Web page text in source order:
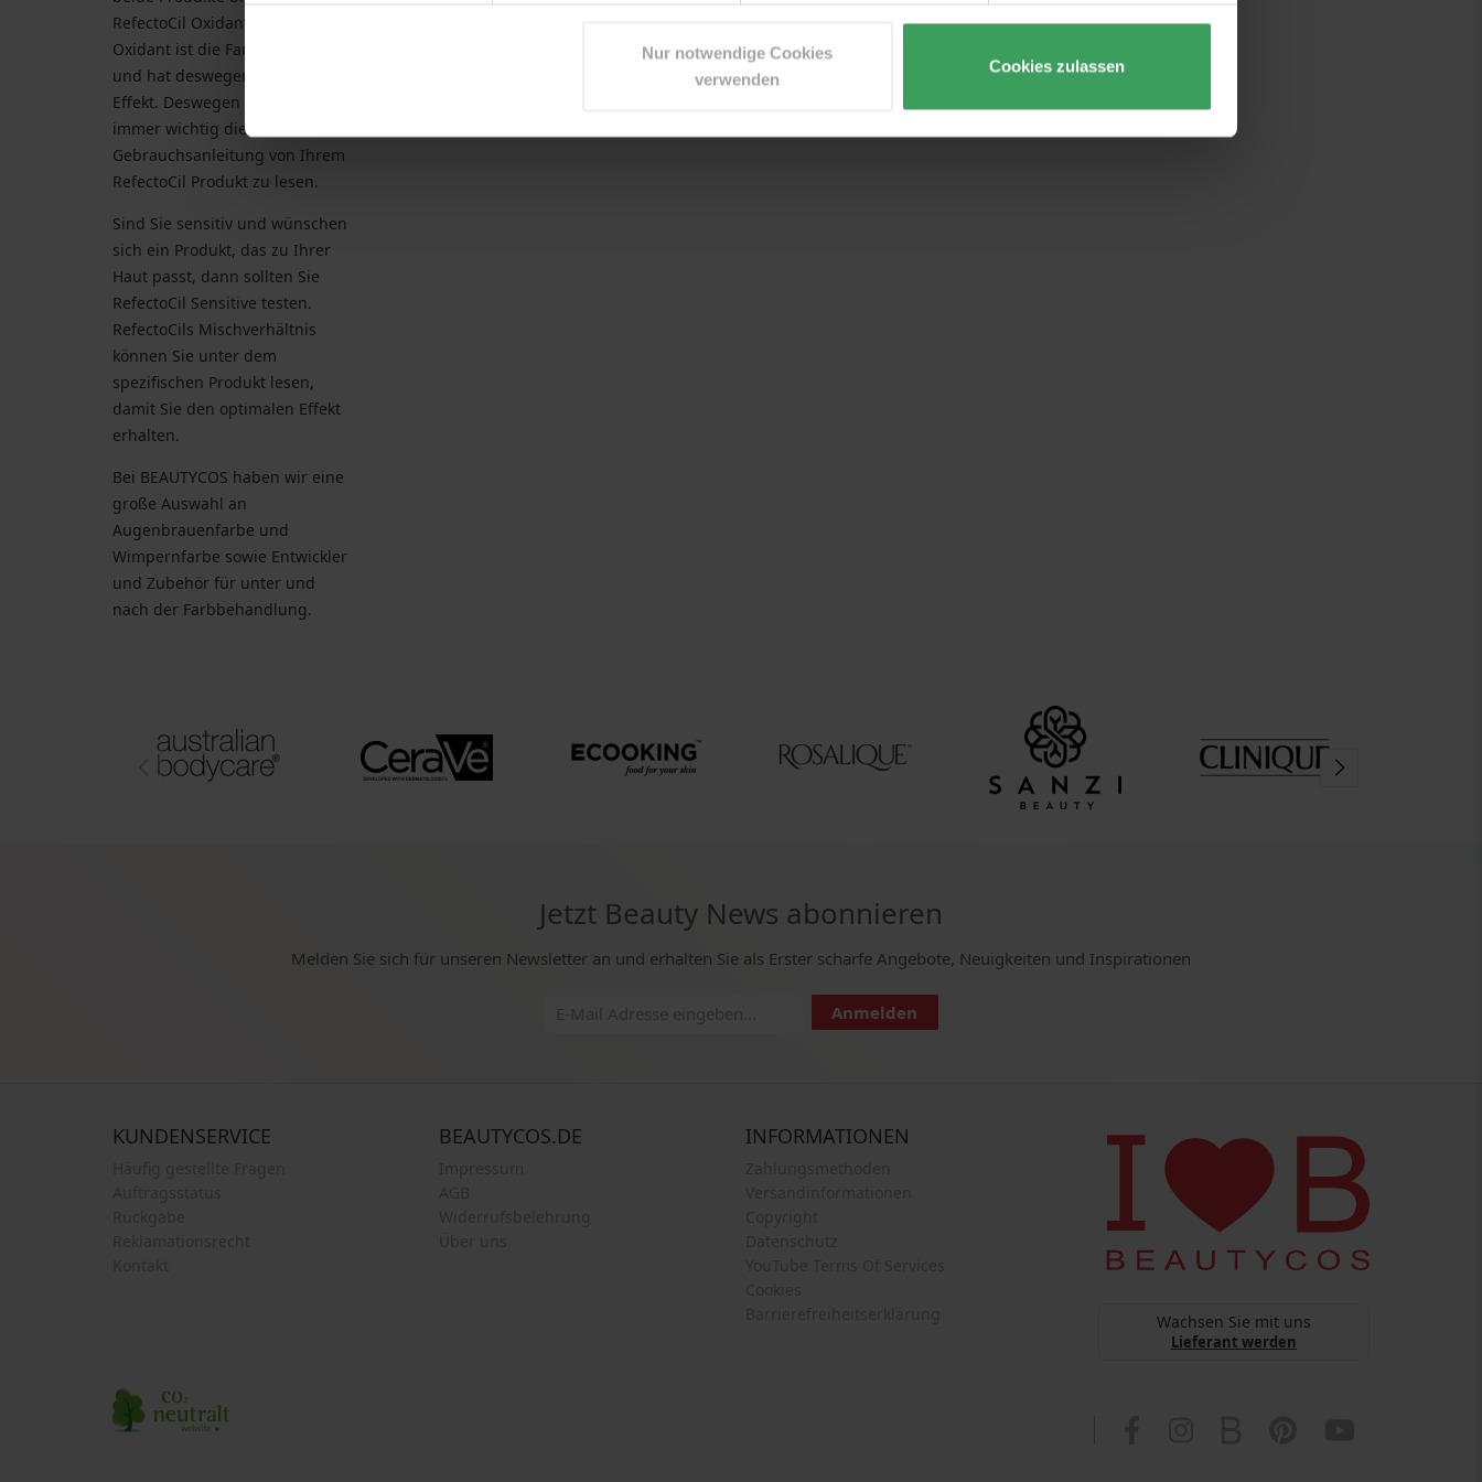
Nur notwendige Cookies
verwenden
Cookies zulassen
RefectoCil Oxidant. Ohne den
Oxidant ist die Farbe nicht aktiv
und hat deswegen keinen
Effekt. Deswegen ist es auch
immer wichtig die
Gebrauchsanleitung von Ihrem
RefectoCil Produkt zu lesen.
Sind Sie sensitiv und wünschen
sich ein Produkt, das zu Ihrer
Haut passt, dann sollten Sie
RefectoCil Sensitive testen.
RefectoCils Mischverhältnis
können Sie unter dem
spezifischen Produkt lesen,
damit Sie den optimalen Effekt
erhalten.
Bei BEAUTYCOS haben wir eine
große Auswahl an
Augenbrauenfarbe und
Wimpernfarbe sowie Entwickler
und Zubehör für unter und
nach der Farbbehandlung.
Jetzt Beauty News abonnieren
Melden Sie sich für unseren Newsletter an und erhalten Sie als Erster scharfe Angebote, Neuigkeiten und Inspirationen
Anmelden
KUNDENSERVICE BEAUTYCOS.DE INFORMATIONEN
Wachsen Sie mit uns
Lieferant werden